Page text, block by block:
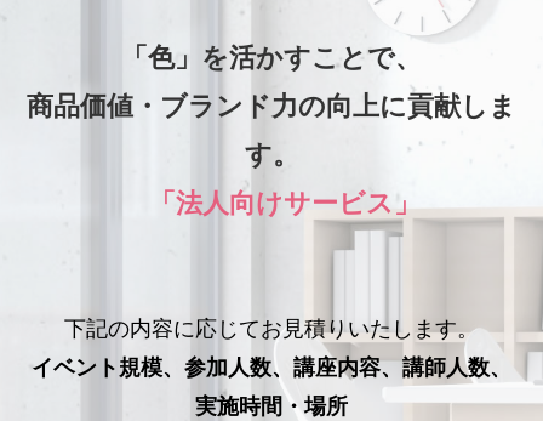
「色」を活かすことで、
商品価値・ブランド力の向上に貢献しま
す。
「法人向けサービス」
下記の内容に応じてお見積りいたします。
イベント規模、参加人数、講座内容、講師人数、
実施時間・場所